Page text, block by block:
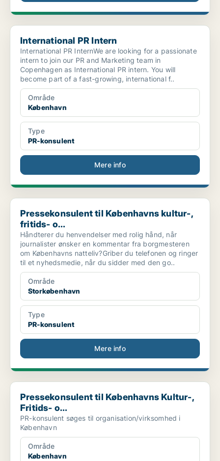
International PR Intern
International PR Intern
International PR InternWe are looking for a passionate
intern to join our PR and Marketing team in
Copenhagen as International PR intern. You will
become part of a fast-growing, international f..
Område
København
Type
PR-konsulent
Mere info
Pressekonsulent til Københavns kultur-, fritids- o...
Pressekonsulent til Københavns kultur-,
fritids- o...
Håndterer du henvendelser med rolig hånd, når
journalister ønsker en kommentar fra borgmesteren
om Københavns natteliv?Griber du telefonen og ringer
til et nyhedsmedie, når du sidder med den go..
Område
Storkøbenhavn
Type
PR-konsulent
Mere info
Pressekonsulent til Københavns Kultur-, Fritids- o...
Pressekonsulent til Københavns Kultur-,
Fritids- o...
PR-konsulent søges til organisation/virksomhed i
København
Område
København